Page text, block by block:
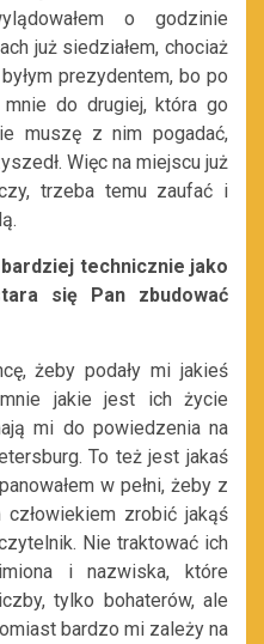
o godzinie
już siedziałem, chociaż
prezydentem, bo po
do drugiej, która go
muszę z nim pogadać,
Więc na miejscu już
trzeba temu zaufać i
technicznie jako
się Pan zbudować
żeby podały mi jakieś
jakie jest ich życie
mi do powiedzenia na
To też jest jakaś
w pełni, żeby z
zrobić jakąś
Nie traktować ich
i nazwiska, które
tylko bohaterów, ale
bardzo mi zależy na